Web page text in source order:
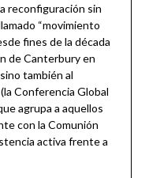
reconfiguración sin
“movimiento
fines de la década
de Canterbury en
también al
Conferencia Global
agrupa a aquellos
con la Comunión
activa frente a